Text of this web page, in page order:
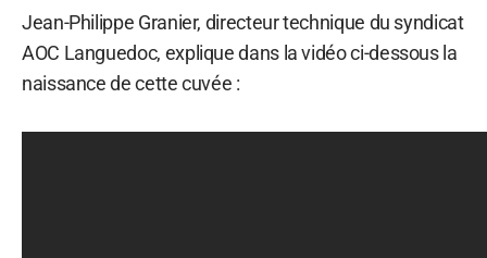
Jean-Philippe Granier, directeur technique du syndicat
AOC Languedoc, explique dans la vidéo ci-dessous la
naissance de cette cuvée :